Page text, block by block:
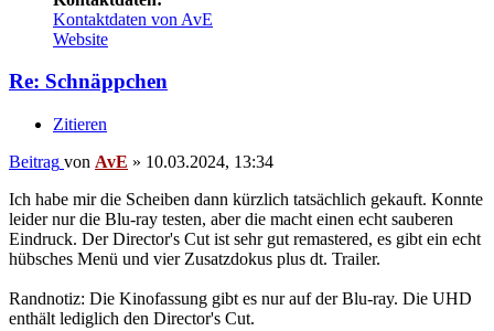
Kontaktdaten von AvE
Website
Re: Schnäppchen
Zitieren
Beitrag von AvE » 10.03.2024, 13:34
Ich habe mir die Scheiben dann kürzlich tatsächlich gekauft. Konnte
leider nur die Blu-ray testen, aber die macht einen echt sauberen
Eindruck. Der Director's Cut ist sehr gut remastered, es gibt ein echt
hübsches Menü und vier Zusatzdokus plus dt. Trailer.
Randnotiz: Die Kinofassung gibt es nur auf der Blu-ray. Die UHD
enthält lediglich den Director's Cut.